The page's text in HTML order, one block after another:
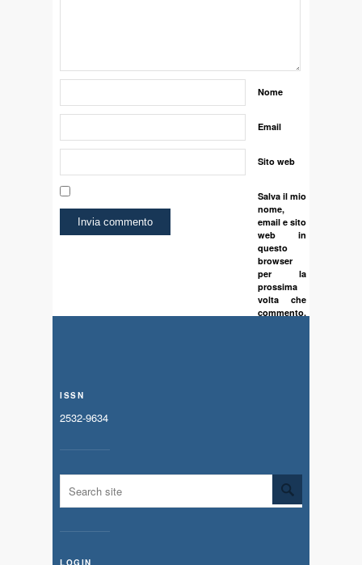
Nome
Email
Sito web
Salva il mio
nome,
email e sito
web in
questo
browser
per la
prossima
volta che
commento.
ISSN
2532-9634
LOGIN